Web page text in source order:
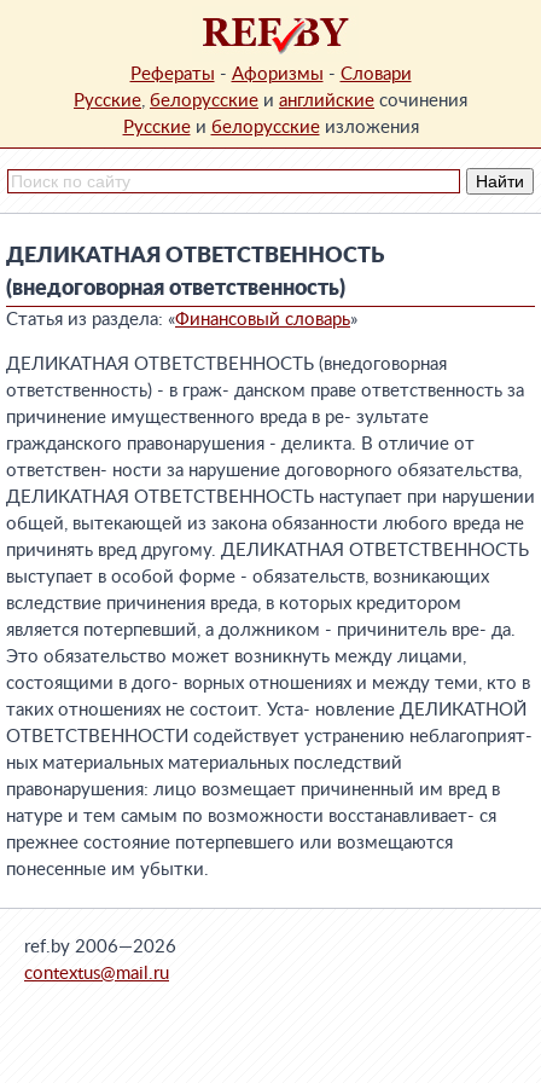
Рефераты - Афоризмы - Словари
Русские, белорусские и английские сочинения
Русскиеи белорусскиеизложения
ДЕЛИКАТНАЯ ОТВЕТСТВЕННОСТЬ
(внедоговорная ответственность)
Статья из раздела: «Финансовый словарь»
ДЕЛИКАТНАЯ ОТВЕТСТВЕННОСТЬ (внедоговорная
ответственность) - в граж- данском праве ответственность за
причинение имущественного вреда в ре- зультате
гражданского правонарушения - деликта. В отличие от
ответствен- ности за нарушение договорного обязательства,
ДЕЛИКАТНАЯ ОТВЕТСТВЕННОСТЬ наступает при нарушении
общей, вытекающей из закона обязанности любого вреда не
причинять вред другому. ДЕЛИКАТНАЯ ОТВЕТСТВЕННОСТЬ
выступает в особой форме - обязательств, возникающих
вследствие причинения вреда, в которых кредитором
является потерпевший, а должником - причинитель вре- да.
Это обязательство может возникнуть между лицами,
состоящими в дого- ворных отношениях и между теми, кто в
таких отношениях не состоит. Уста- новление ДЕЛИКАТНОЙ
ОТВЕТСТВЕННОСТИ содействует устранению неблагоприят-
ных материальных материальных последствий
правонарушения: лицо возмещает причиненный им вред в
натуре и тем самым по возможности восстанавливает- ся
прежнее состояние потерпевшего или возмещаются
понесенные им убытки.
ref.by 2006—2026
contextus@mail.ru